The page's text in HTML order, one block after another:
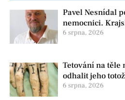
Pavel Nesnídal
nemocnici.
změnu ve vedení
6 srpna, 2026
Tetování na těle
odhalit jeho
pomoc
6 srpna, 2026